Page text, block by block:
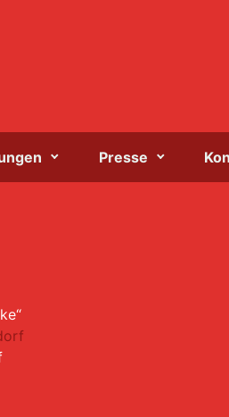
Presse